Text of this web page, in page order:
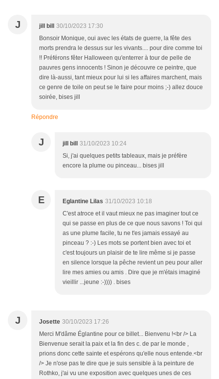
J jill bill
30/10/2023 17:30
Bonsoir Monique, oui avec les états de guerre, la fête des
morts prendra le dessus sur les vivants.... pour dire comme toi
!! Préférons fêter Halloween qu'enterrer à tour de pelle de
pauvres gens innocents ! Sinon je découvre ce peintre, que
dire là-aussi, tant mieux pour lui si les affaires marchent, mais
ce genre de toile on peut se le faire pour moins ;-) allez douce
soirée, bises jill
Répondre
J jill bill
31/10/2023 10:24
Si, j'ai quelques petits tableaux, mais je préfère
encore la plume ou pinceau... bises jill
E Eglantine Lilas 31/10/2023 10:18
C'est atroce et il vaut mieux ne pas imaginer tout ce
qui se passe en plus de ce que nous savons ! Toi qui
as une plume facile, tu ne t'es jamais essayé au
pinceau ? :-) Les mots se portent bien avec toi et
c'est toujours un plaisir de te lire même si je passe
en silence lorsque la pêche revient un peu pour aller
lire mes amies ou amis . Dire que je m'étais imaginé
vieillir ...jeune :-)))) . bises
J Josette 30/10/2023 17:26
Merci M'dâme Églantine pour ce billet... Bienvenu !<br /> La
Bienvenue serait la paix et la fin des c. de par le monde ,
prions donc cette sainte et espérons qu'elle nous entende.<br
/> Je n'ose pas te dire que je suis sensible à la peinture de
Rothko, j'ai vu une exposition avec quelques unes de ces